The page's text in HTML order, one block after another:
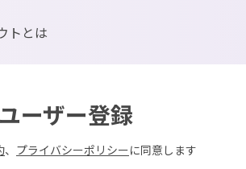
ユーザー登録
、 プライバシーポリシーに同意します
トとは